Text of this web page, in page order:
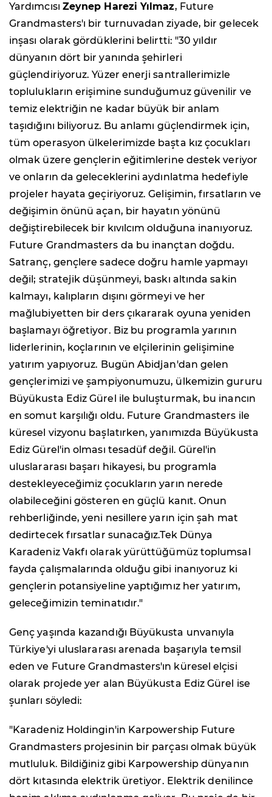
Yardımcısı Zeynep Harezi Yılmaz, Future
Grandmasters'ı bir turnuvadan ziyade, bir gelecek
inşası olarak gördüklerini belirtti: "30 yıldır
dünyanın dört bir yanında şehirleri
güçlendiriyoruz. Yüzer enerji santrallerimizle
toplulukların erişimine sunduğumuz güvenilir ve
temiz elektriğin ne kadar büyük bir anlam
taşıdığını biliyoruz. Bu anlamı güçlendirmek için,
tüm operasyon ülkelerimizde başta kız çocukları
olmak üzere gençlerin eğitimlerine destek veriyor
ve onların da geleceklerini aydınlatma hedefiyle
projeler hayata geçiriyoruz. Gelişimin, fırsatların ve
değişimin önünü açan, bir hayatın yönünü
değiştirebilecek bir kıvılcım olduğuna inanıyoruz.
Future Grandmasters da bu inançtan doğdu.
Satranç, gençlere sadece doğru hamle yapmayı
değil; stratejik düşünmeyi, baskı altında sakin
kalmayı, kalıpların dışını görmeyi ve her
mağlubiyetten bir ders çıkararak oyuna yeniden
başlamayı öğretiyor. Biz bu programla yarının
liderlerinin, koçlarının ve elçilerinin gelişimine
yatırım yapıyoruz. Bugün Abidjan'dan gelen
gençlerimizi ve şampiyonumuzu, ülkemizin gururu
Büyükusta Ediz Gürel ile buluşturmak, bu inancın
en somut karşılığı oldu. Future Grandmasters ile
küresel vizyonu başlatırken, yanımızda Büyükusta
Ediz Gürel'in olması tesadüf değil. Gürel'in
uluslararası başarı hikayesi, bu programla
destekleyeceğimiz çocukların yarın nerede
olabileceğini gösteren en güçlü kanıt. Onun
rehberliğinde, yeni nesillere yarın için şah mat
dedirtecek fırsatlar sunacağız.Tek Dünya
Karadeniz Vakfı olarak yürüttüğümüz toplumsal
fayda çalışmalarında olduğu gibi inanıyoruz ki
gençlerin potansiyeline yaptığımız her yatırım,
geleceğimizin teminatıdır."
Genç yaşında kazandığı Büyükusta unvanıyla
Türkiye'yi uluslararası arenada başarıyla temsil
eden ve Future Grandmasters'ın küresel elçisi
olarak projede yer alan Büyükusta Ediz Gürel ise
şunları söyledi:
"Karadeniz Holdingin'in Karpowership Future
Grandmasters projesinin bir parçası olmak büyük
mutluluk. Bildiğiniz gibi Karpowership dünyanın
dört kıtasında elektrik üretiyor. Elektrik denilince